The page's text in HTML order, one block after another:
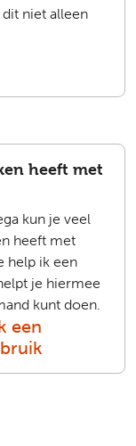
niet alleen
heeft met
kun je veel
heeft met
help ik een
je hiermee
kunt doen.
een